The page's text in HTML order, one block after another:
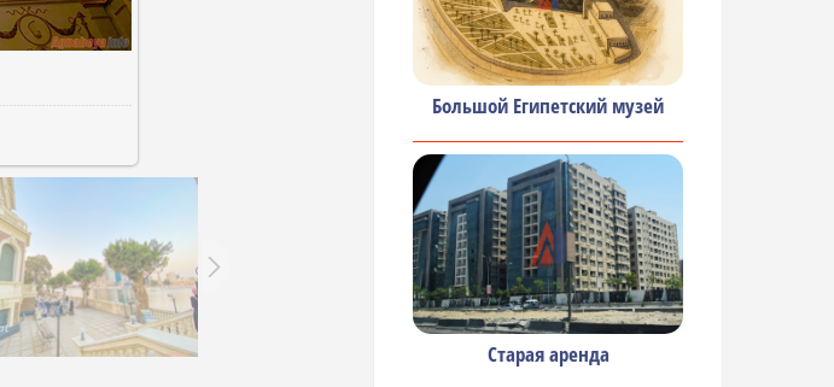
Большой Египетский музей
Старая аренда